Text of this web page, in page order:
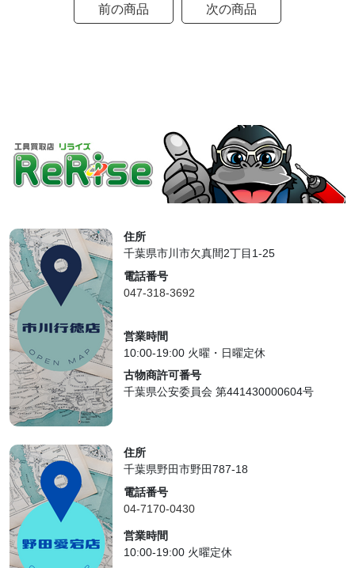
前の商品 次の商品
住所
千葉県市川市欠真間2丁目1-25
電話番号
047-318-3692
営業時間
10:00-19:00 火曜・日曜定休
古物商許可番号
千葉県公安委員会 第441430000604号
住所
千葉県野田市野田787-18
電話番号
04-7170-0430
営業時間
10:00-19:00 火曜定休